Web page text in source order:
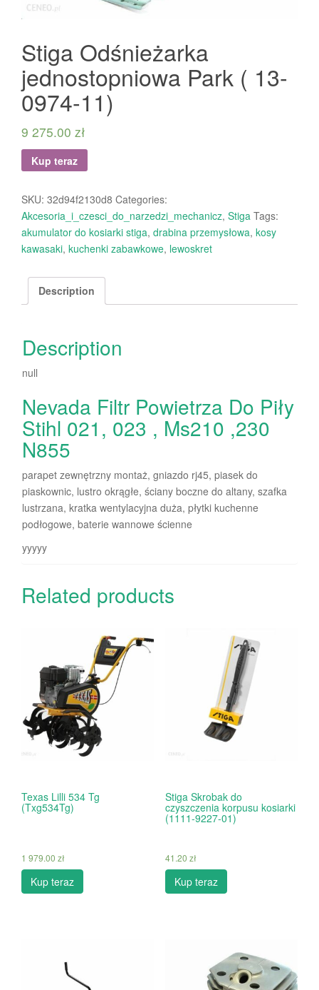
Stiga Odśnieżarka
jednostopniowa Park ( 13-
0974-11)
9 275.00 zł
Kup teraz
SKU: 32d94f2130d8 Categories:
Akcesoria_i_czesci_do_narzedzi_mechanicz, Stiga Tags:
akumulator do kosiarki stiga, drabina przemysłowa, kosy
kawasaki, kuchenki zabawkowe, lewoskret
Description
Description
null
Nevada Filtr Powietrza Do Piły
Stihl 021, 023 , Ms210 ,230
N855
parapet zewnętrzny montaż, gniazdo rj45, piasek do
piaskownic, lustro okrągłe, ściany boczne do altany, szafka
lustrzana, kratka wentylacyjna duża, płytki kuchenne
podłogowe, baterie wannowe ścienne
yyyyy
Related products
Texas Lilli 534 Tg
(Txg534Tg)
1 979.00 zł
Kup teraz
Stiga Skrobak do
czyszczenia korpusu kosiarki
(1111-9227-01)
41.20 zł
Kup teraz